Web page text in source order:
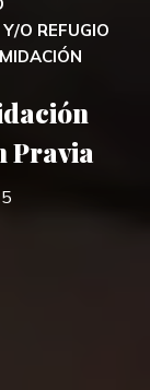
O REFUGIO
Pravia